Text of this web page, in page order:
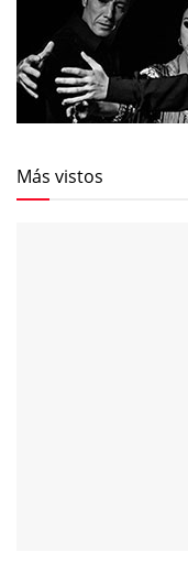
Más vistos